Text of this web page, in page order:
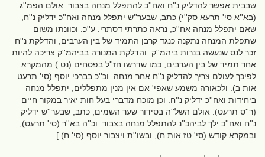
שבבית אפשר להדליק נ''ח ואח''כ להתפלל מנחה בצבור. אולם הפמ''ג
(בא''א סי' תרעא סק''י) כתב, שבער''ש יתפלל מנחה ואח''כ ידליק נ''ח,
שאם יתפלל מנחה אח''כ, נראה כתרתי דסתרי. ע''כ. וכוונתו משום
שתפלת המנחה נתקנה כנגד קרבן התמיד של בין הערבים, והדלקת נ''ח
זכר לנס שנעשה בנרות ביהמ''ק. והדלקת המנורה בביהמ''ק צריכה להיות
אחר תמיד של בין הערבים, כמו שדרשו חז''ל בפסחים (נט.) מהמקרא.
לפיכך לעולם צריך להדליק נ''ח אחר מנחה. וכ''כ בברכי יוסף (סי' תרעט
אות ב). ולכאורה משמע שאפי' אם אין מנין מתפללים, יתפלל מנחה
ביחידות ואח''כ ידליק נ''ח. וכן מוכח מדברי בעל חות יאיר במקור חיים
(ר''ס תרעט). אולם השל''ה בסידור שער השמים, כתב, שבער''ש ידליק
נ''ח ואח''כ ילך לביהכ''נ להתפלל מנחה בצבור. וכ''ה בא''ר (סי' תרעט),
ובמקרא קודש (סי' טז אות ח), ובשו''ת ויצבור יוסף (סי' ח).].